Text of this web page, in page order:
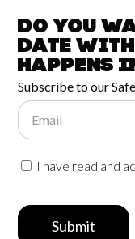
Do you
date
happens
Subscribe to our
Email
I have read and
Submit